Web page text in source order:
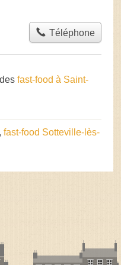
Téléphone
fast-food à Saint-
, fast-food Sotteville-lès-